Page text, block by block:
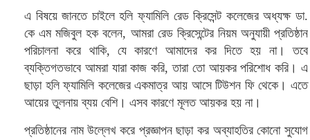
এ বিষয়ে জানতে চাইলে হলি ফ্যামিলি রেড ক্রিসেন্ট কলেজের অধ্যক্ষ ডা.
কে এম মজিবুল হক বলেন, আমরা রেড ক্রিসেন্টের নিয়ম অনুযায়ী প্রতিষ্ঠান
পরিচালনা করে থাকি, যে কারণে আমাদের কর দিতে হয় না। তবে
ব্যক্তিগতভাবে আমরা যারা কাজ করি, তারা তো আয়কর পরিশোধ করি। এ
ছাড়া হলি ফ্যামিলি কলেজের একমাত্র আয় আসে টিউশন ফি থেকে। এতে
আয়ের তুলনায় ব্যয় বেশি। এসব কারণে মূলত আয়কর হয় না।
প্রতিষ্ঠানের নাম উল্লেখ করে প্রজ্ঞাপন ছাড়া কর অব্যাহতির কোনো সুযোগ